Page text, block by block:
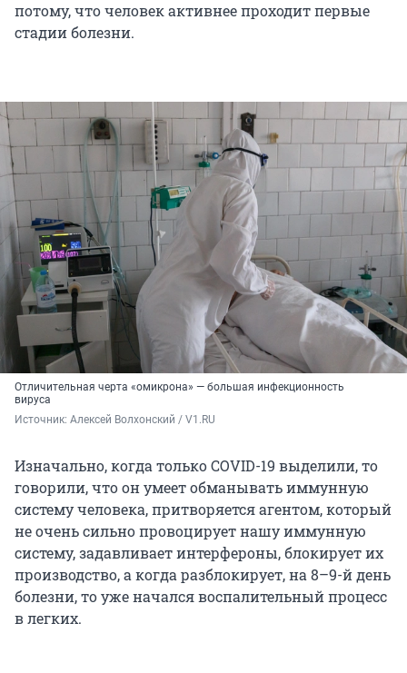
потому, что человек активнее проходит первые
стадии болезни.
Отличительная черта «омикрона» — большая инфекционность
вируса
Источник: Алексей Волхонский / V1.RU
Изначально, когда только COVID-19 выделили, то
говорили, что он умеет обманывать иммунную
систему человека, притворяется агентом, который
не очень сильно провоцирует нашу иммунную
систему, задавливает интерфероны, блокирует их
производство, а когда разблокирует, на 8–9-й день
болезни, то уже начался воспалительный процесс
в легких.